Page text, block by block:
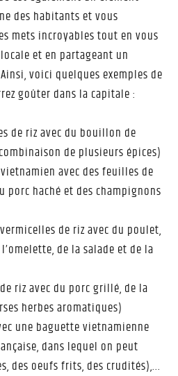
des habitants et vous
mets incroyables tout en vous
et en partageant un
voici quelques exemples de
goûter dans la capitale :
de riz avec du bouillon de
de plusieurs épices)
avec des feuilles de
porc haché et des champignons
de riz avec du poulet,
de la salade et de la
riz avec du porc grillé, de la
herbes aromatiques)
une baguette vietnamienne
dans lequel on peut
des oeufs frits, des crudités),...